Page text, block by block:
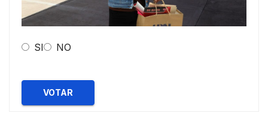
SI NO
VOTAR